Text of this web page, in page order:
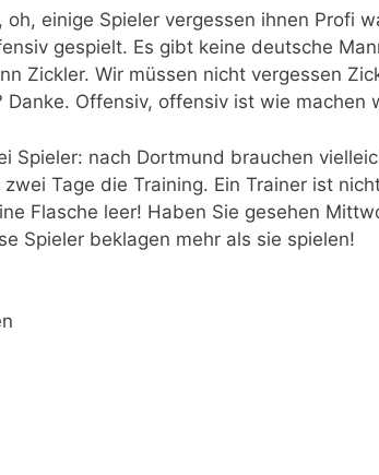
einige Spieler vergessen ihnen Profi
gespielt. Es gibt keine deutsche
Zickler. Wir müssen nicht vergessen
Offensiv, offensiv ist wie machen
Spieler: nach Dortmund brauchen
Tage die Training. Ein Trainer ist
Flasche leer! Haben Sie gesehen
Spieler beklagen mehr als sie spielen!